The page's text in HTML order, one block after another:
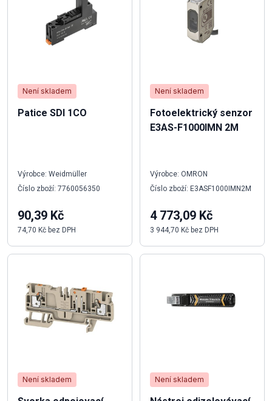
Není skladem
Patice SDI 1CO
Výrobce: Weidmüller
Číslo zboží: 7760056350
90,39 Kč
74,70 Kč bez DPH
Není skladem
Není skladem
Fotoelektrický senzor
E3AS-F1000IMN 2M
Výrobce: OMRON
Číslo zboží: E3ASF1000IMN2M
4 773,09 Kč
3 944,70 Kč bez DPH
Není skladem